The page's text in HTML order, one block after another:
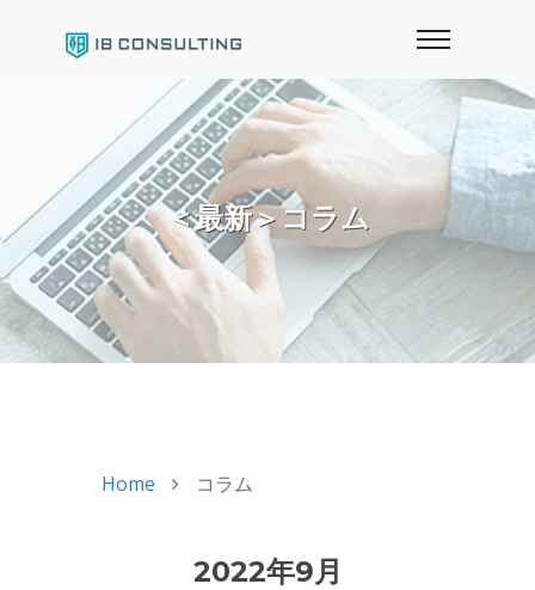
＜最新＞コラム
Home コラム
2022年9月